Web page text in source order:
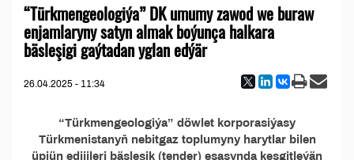
“Türkmengeologiýa” DK umumy zawod we buraw
enjamlaryny satyn almak boýunça halkara
bäsleşigi gaýtadan yglan edýär
26.04.2025 - 11:34
“Türkmengeologiýa” döwlet korporasiýasy
Türkmenistanyň nebitgaz toplumyny harytlar bilen
üpjün edijileri bäsleşik (tender) esasynda kesgitleýän